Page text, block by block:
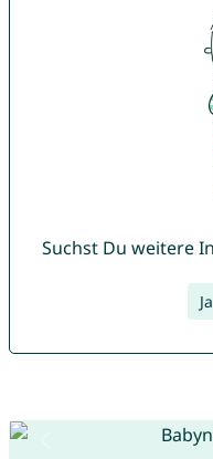
Suchst Du weitere
Ja